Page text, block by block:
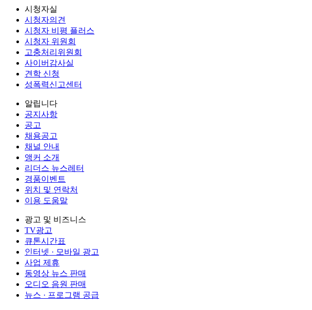
시청자실
시청자의견
시청자 비평 플러스
시청자 위원회
고충처리위원회
사이버감사실
견학 신청
성폭력신고센터
알립니다
공지사항
공고
채용공고
채널 안내
앵커 소개
리더스 뉴스레터
경품이벤트
위치 및 연락처
이용 도움말
광고 및 비즈니스
TV광고
큐톤시간표
인터넷 · 모바일 광고
사업 제휴
동영상 뉴스 판매
오디오 음원 판매
뉴스 · 프로그램 공급